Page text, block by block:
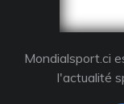
Mondialsport.ci
l'actualité